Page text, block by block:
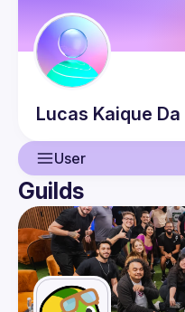
Lucas Kaique
User
User
Events
Guilds
Guilds